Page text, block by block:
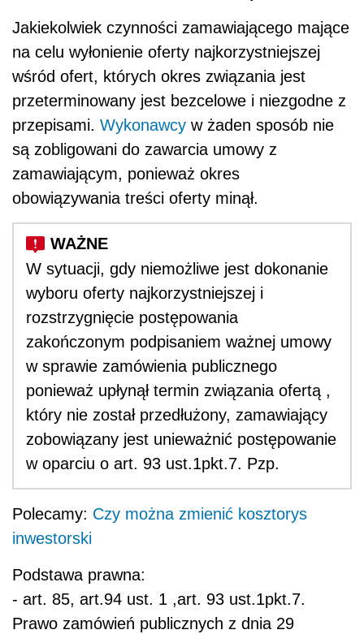
Jakiekolwiek czynności zamawiającego mające
na celu wyłonienie oferty najkorzystniejszej
wśród ofert, których okres związania jest
przeterminowany jest bezcelowe i niezgodne z
przepisami. Wykonawcy w żaden sposób nie
są zobligowani do zawarcia umowy z
zamawiającym, ponieważ okres
obowiązywania treści oferty minął.
W sytuacji, gdy niemożliwe jest dokonanie
wyboru oferty najkorzystniejszej i
rozstrzygnięcie postępowania
zakończonym podpisaniem ważnej umowy
w sprawie zamówienia publicznego
ponieważ upłynął termin związania ofertą ,
który nie został przedłużony, zamawiający
zobowiązany jest unieważnić postępowanie
w oparciu o art. 93 ust.1pkt.7. Pzp.
Polecamy: Czy można zmienić kosztorys
inwestorski
Podstawa prawna:
- art. 85, art.94 ust. 1 ,art. 93 ust.1pkt.7.
Prawo zamówień publicznych z dnia 29